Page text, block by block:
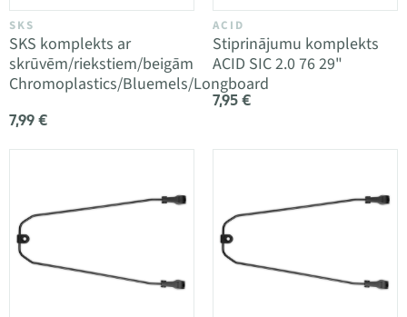
SKS
SKS komplekts ar
skrūvēm/riekstiem/beigām
Chromoplastics/Bluemels/Longboard
7,99 €
ACID
Stiprinājumu komplekts
ACID SIC 2.0 76 29"
7,95 €